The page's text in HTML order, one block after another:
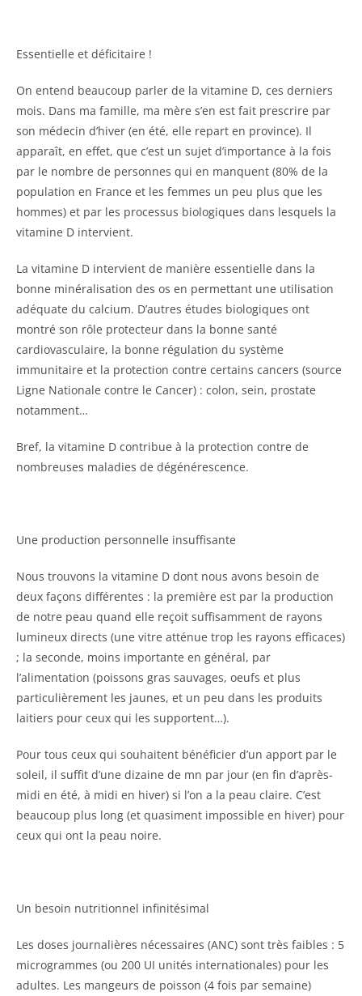
Essentielle et déficitaire !
On entend beaucoup parler de la vitamine D, ces derniers
mois. Dans ma famille, ma mère s’en est fait prescrire par
son médecin d’hiver (en été, elle repart en province). Il
apparaît, en effet, que c’est un sujet d’importance à la fois
par le nombre de personnes qui en manquent (80% de la
population en France et les femmes un peu plus que les
hommes) et par les processus biologiques dans lesquels la
vitamine D intervient.
La vitamine D intervient de manière essentielle dans la
bonne minéralisation des os en permettant une utilisation
adéquate du calcium. D’autres études biologiques ont
montré son rôle protecteur dans la bonne santé
cardiovasculaire, la bonne régulation du système
immunitaire et la protection contre certains cancers (source
Ligne Nationale contre le Cancer) : colon, sein, prostate
notamment…
Bref, la vitamine D contribue à la protection contre de
nombreuses maladies de dégénérescence.
Une production personnelle insuffisante
Nous trouvons la vitamine D dont nous avons besoin de
deux façons différentes : la première est par la production
de notre peau quand elle reçoit suffisamment de rayons
lumineux directs (une vitre atténue trop les rayons efficaces)
; la seconde, moins importante en général, par
l’alimentation (poissons gras sauvages, oeufs et plus
particulièrement les jaunes, et un peu dans les produits
laitiers pour ceux qui les supportent…).
Pour tous ceux qui souhaitent bénéficier d’un apport par le
soleil, il suffit d’une dizaine de mn par jour (en fin d’après-
midi en été, à midi en hiver) si l’on a la peau claire. C’est
beaucoup plus long (et quasiment impossible en hiver) pour
ceux qui ont la peau noire.
Un besoin nutritionnel infinitésimal
Les doses journalières nécessaires (ANC) sont très faibles : 5
microgrammes (ou 200 UI unités internationales) pour les
adultes. Les mangeurs de poisson (4 fois par semaine)